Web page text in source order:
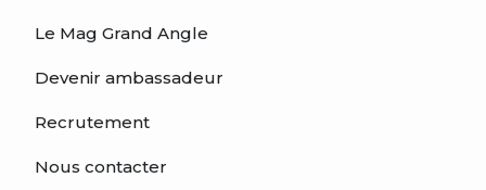
Le Mag Grand Angle
Devenir ambassadeur
Recrutement
Nous contacter